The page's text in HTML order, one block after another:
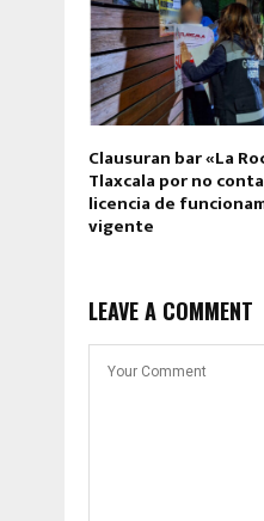
Clausuran bar «La
Tlaxcala por no
licencia de
vigente
LEAVE A COMMENT